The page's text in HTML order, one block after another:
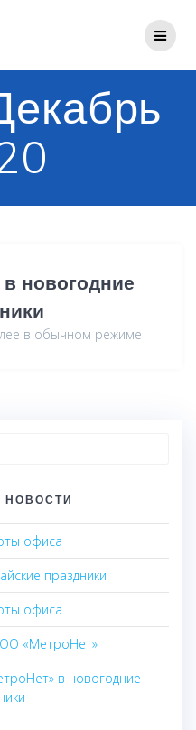
новогодние
в обычном режиме
НОВОСТИ
офиса
праздники
офиса
«МетроНет»
в новогодние